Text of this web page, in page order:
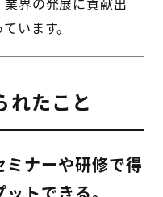
います。
れたこと
ナーや研修で得